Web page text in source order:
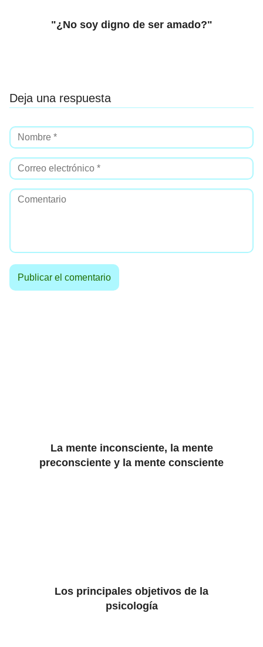
"¿No soy digno de ser amado?"
Deja una respuesta
La mente inconsciente, la mente
preconsciente y la mente consciente
Los principales objetivos de la
psicología